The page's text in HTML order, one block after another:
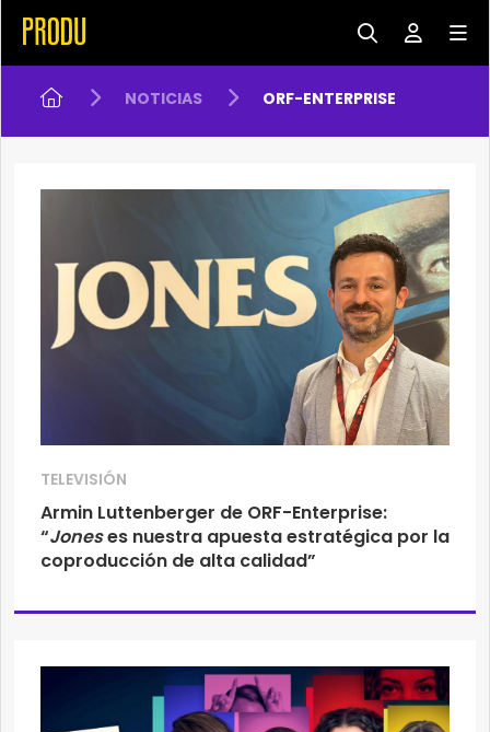
NOTICIAS ORF-ENTERPRISE
TELEVISIÓN
Armin Luttenberger de ORF-Enterprise:
“Joneses nuestra apuesta estratégica por la
coproducción de alta calidad”